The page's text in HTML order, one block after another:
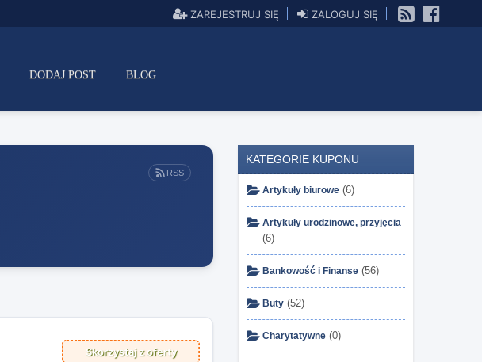
ZAREJESTRUJ SIĘ
ZALOGUJ SIĘ
DODAJ POST BLOG
RSS
Skorzystaj z oferty
KATEGORIE KUPONU
Artykuły biurowe (6)
Artykuły urodzinowe, przyjęcia
(6)
Bankowość i Finanse (56)
Buty (52)
Charytatywne (0)